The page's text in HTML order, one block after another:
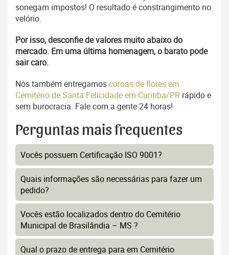
sonegam impostos! O resultado é constrangimento no
velório.
Por isso, desconfie de valores muito abaixo do
mercado. Em uma última homenagem, o barato pode
sair caro.
Nós também entregamoscoroas de flores em
Cemitério de Santa Felicidade em Curitiba/PR rápido e
sem burocracia. Fale com a gente 24 horas!
Perguntas mais frequentes
Vocês possuem Certificação ISO 9001?
Quais informações são necessárias para fazer um
pedido?
Vocês estão localizados dentro do Cemitério
Municipal de Brasilândia – MS ?
Qual o prazo de entrega para em Cemitério